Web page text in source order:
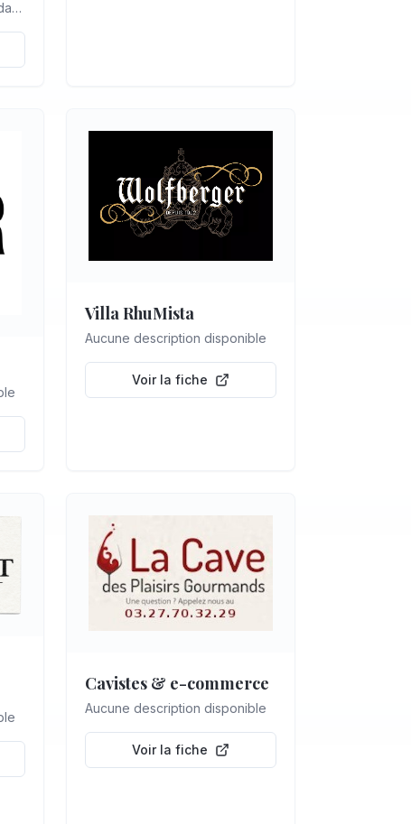
Villa RhuMista
Aucune description disponible
Voir la fiche
Cavistes & e-commerce
Aucune description disponible
Voir la fiche